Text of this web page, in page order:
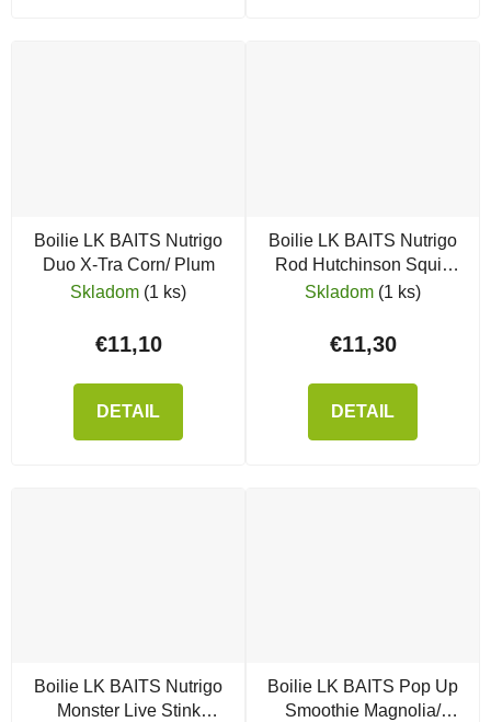
Boilie LK BAITS Nutrigo
Duo X-Tra Corn/ Plum
Skladom (1 ks)
€11,10
DETAIL
Boilie LK BAITS Nutrigo
Rod Hutchinson Squid
Octopus
Skladom (1 ks)
€11,30
DETAIL
Boilie LK BAITS Nutrigo
Monster Live Stink
Boilie LK BAITS Pop Up
Smoothie Magnolia/